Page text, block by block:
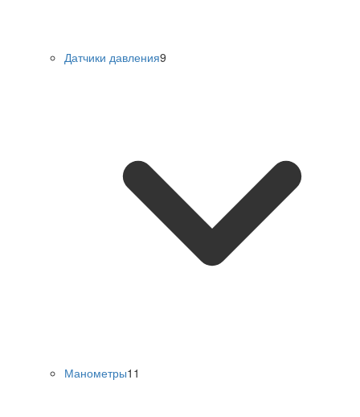
Датчики давления9
Манометры11